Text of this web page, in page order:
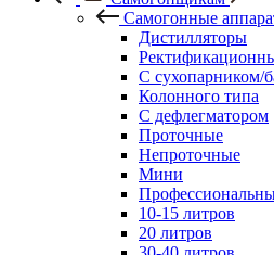
Самогонные
Дистилляторы
С сухопарником/
Колонного типа
С дефлегматором
Проточные
Непроточные
Мини
10-15 литров
20 литров